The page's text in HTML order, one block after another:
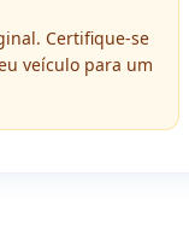
Certifique-se
veículo para um